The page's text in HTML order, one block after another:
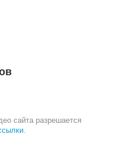
сайта разрешается